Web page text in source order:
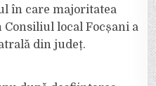
în care majoritatea
Consiliul local Focșani a
din județ.